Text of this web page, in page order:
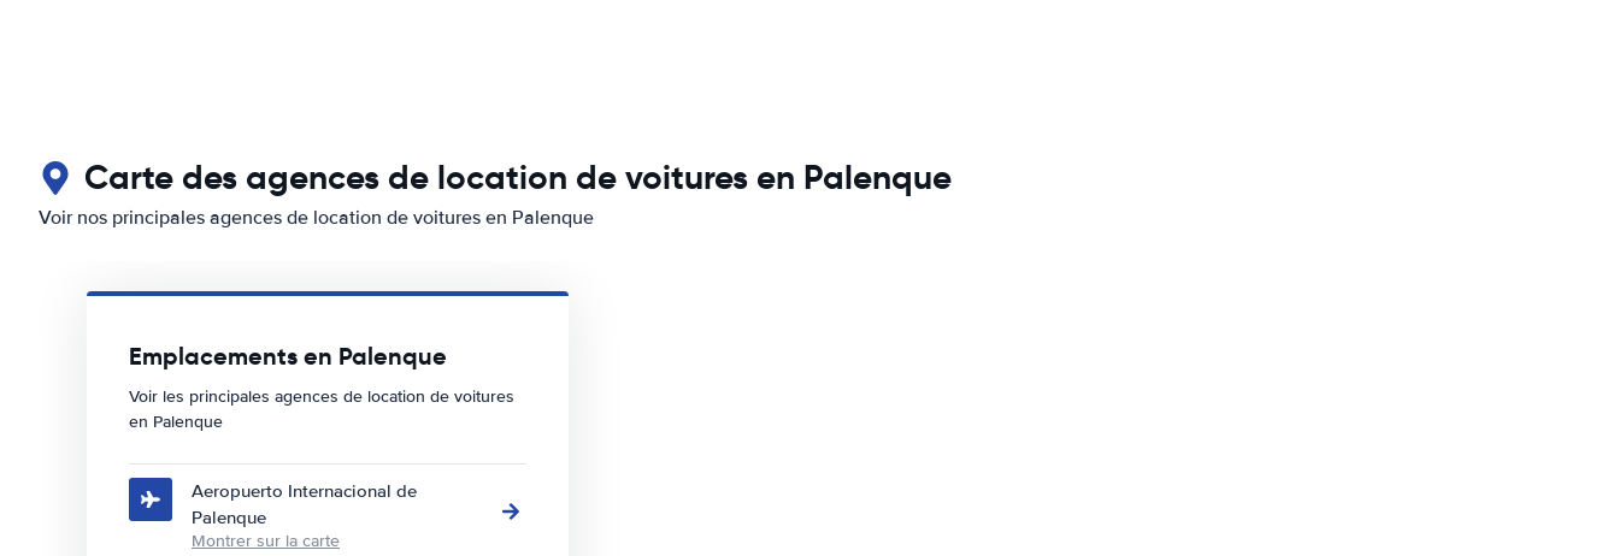
Carte des agences de location de voitures en Palenque
Voir nos principales agences de location de voitures en Palenque
Emplacements en Palenque
Voir les principales agences de location de voitures
en Palenque
Aeropuerto Internacional de
Palenque
Montrer sur la carte